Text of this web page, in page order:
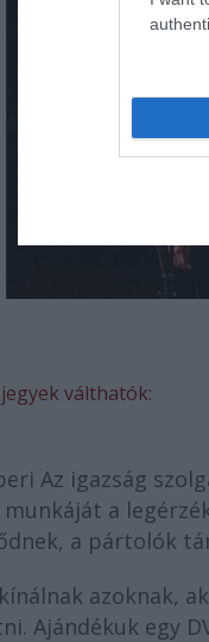
válthatók:
Az igazság
a
a pártolók
azoknak,
Ajándékuk egy